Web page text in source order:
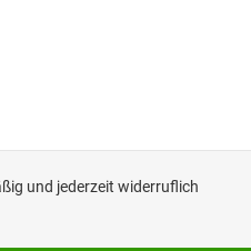
und jederzeit widerruflich